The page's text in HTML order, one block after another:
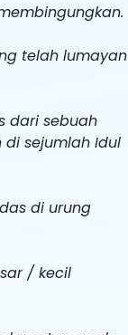
telah lumayan
dari sebuah
sejumlah Idul
di urung
/ kecil